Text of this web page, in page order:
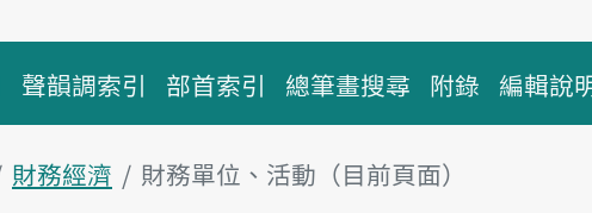
聲韻調索引 部首索引 總筆畫搜尋 附錄 編輯說
財務經濟
財務單位、活動（目前頁面）